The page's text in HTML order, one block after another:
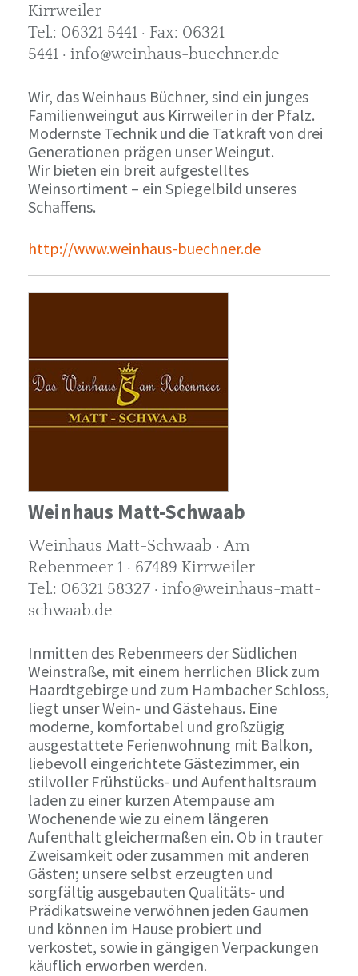
Kirrweiler
Tel.: 06321 5441 · Fax: 06321
5441 · info@weinhaus-buechner.de
Wir, das Weinhaus Büchner, sind ein junges
Familienweingut aus Kirrweiler in der Pfalz.
Modernste Technik und die Tatkraft von drei
Generationen prägen unser Weingut.
Wir bieten ein breit aufgestelltes
Weinsortiment – ein Spiegelbild unseres
Schaffens.
http://www.weinhaus-buechner.de
Weinhaus Matt-Schwaab
Weinhaus Matt-Schwaab · Am
Rebenmeer 1 · 67489 Kirrweiler
Tel.: 06321 58327 · info@weinhaus-matt-
schwaab.de
Inmitten des Rebenmeers der Südlichen
Weinstraße, mit einem herrlichen Blick zum
Haardtgebirge und zum Hambacher Schloss,
liegt unser Wein- und Gästehaus. Eine
moderne, komfortabel und großzügig
ausgestattete Ferienwohnung mit Balkon,
liebevoll eingerichtete Gästezimmer, ein
stilvoller Frühstücks- und Aufenthaltsraum
laden zu einer kurzen Atempause am
Wochenende wie zu einem längeren
Aufenthalt gleichermaßen ein. Ob in trauter
Zweisamkeit oder zusammen mit anderen
Gästen; unsere selbst erzeugten und
sorgfältig ausgebauten Qualitäts- und
Prädikatsweine verwöhnen jeden Gaumen
und können im Hause probiert und
verkostet, sowie in gängigen Verpackungen
käuflich erworben werden.